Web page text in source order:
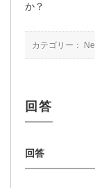
か？
カテゴリー：